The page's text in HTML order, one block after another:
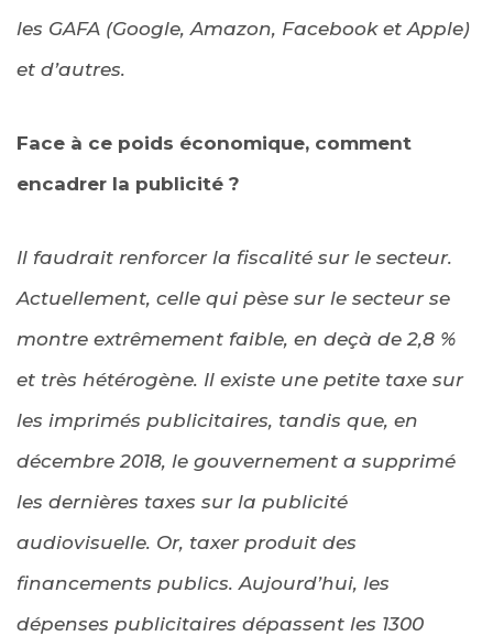
les GAFA (Google, Amazon, Facebook et Apple)
et d’autres.
Face à ce poids économique, comment
encadrer la publicité ?
Il faudrait renforcer la fiscalité sur le secteur.
Actuellement, celle qui pèse sur le secteur se
montre extrêmement faible, en deçà de 2,8 %
et très hétérogène. Il existe une petite taxe sur
les imprimés publicitaires, tandis que, en
décembre 2018, le gouvernement a supprimé
les dernières taxes sur la publicité
audiovisuelle. Or, taxer produit des
financements publics. Aujourd’hui, les
dépenses publicitaires dépassent les 1300